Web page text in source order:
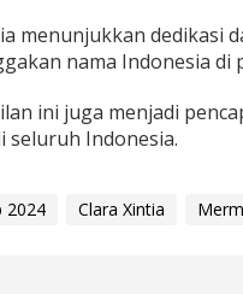
menunjukkan dedikasi
nama Indonesia
ini juga menjadi
seluruh Indonesia.
2024 Clara Xintia